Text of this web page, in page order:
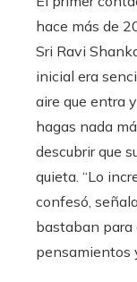
hace más de
Sri Ravi
inicial era
aire que entra
hagas nada
descubrir que
quieta. “Lo
confesó,
bastaban para
pensamientos